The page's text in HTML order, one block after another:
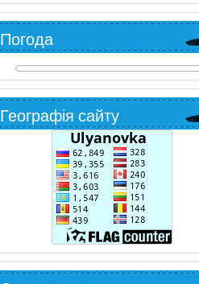
Погода
Географія сайту